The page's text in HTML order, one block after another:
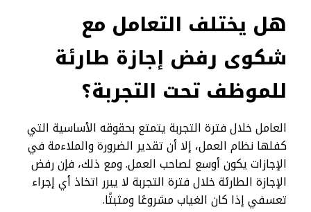
هل يختلف التعامل مع
شكوى رفض إجازة طارئة
للموظف تحت التجربة؟
العامل خلال فترة التجربة يتمتع بحقوقه الأساسية التي
كفلها نظام العمل، إلا أن تقدير الضرورة والملاءمة في
الإجازات يكون أوسع لصاحب العمل. ومع ذلك، فإن رفض
الإجازة الطارئة خلال فترة التجربة لا يبرر اتخاذ أي إجراء
تعسفي إذا كان الغياب مشروعًا ومثبتًا.